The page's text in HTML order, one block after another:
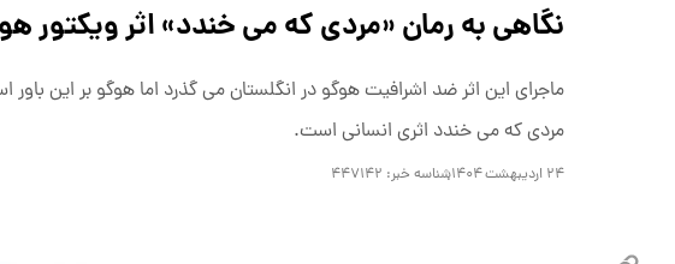
نگاهی به رمان «مردی که می خندد» اثر ویکتور
ماجرای این اثر ضد اشرافیت هوگو در انگلستان می‌ گذرد اما هوگو بر
مردی که می‏‌ خندد اثری انسانی است.
۲۴ اردیبهشت ۱۴۰۴ شناسه خبر: ۴۴۷۱۴۲